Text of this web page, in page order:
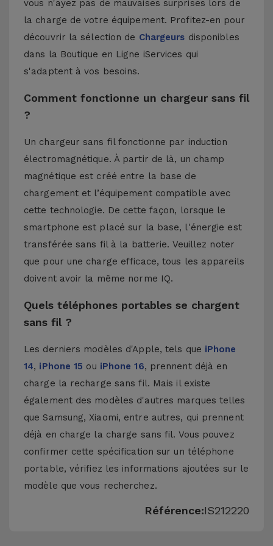
vous n'ayez pas de mauvaises surprises lors de
la charge de votre équipement. Profitez-en pour
découvrir la sélection de Chargeurs disponibles
dans la Boutique en Ligne iServices qui
s'adaptent à vos besoins.
Comment fonctionne un chargeur sans fil
?
Un chargeur sans fil fonctionne par induction
électromagnétique. À partir de là, un champ
magnétique est créé entre la base de
chargement et l’équipement compatible avec
cette technologie. De cette façon, lorsque le
smartphone est placé sur la base, l'énergie est
transférée sans fil à la batterie. Veuillez noter
que pour une charge efficace, tous les appareils
doivent avoir la même norme IQ.
Quels téléphones portables se chargent
sans fil ?
Les derniers modèles d'Apple, tels que iPhone
14, iPhone 15 ou iPhone 16, prennent déjà en
charge la recharge sans fil. Mais il existe
également des modèles d'autres marques telles
que Samsung, Xiaomi, entre autres, qui prennent
déjà en charge la charge sans fil. Vous pouvez
confirmer cette spécification sur un téléphone
portable, vérifiez les informations ajoutées sur le
modèle que vous recherchez.
Référence:IS212220